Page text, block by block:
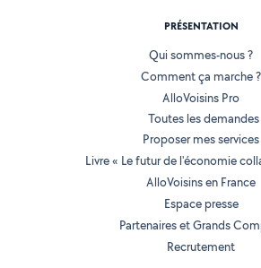
PRÉSENTATION
Qui sommes-nous ?
Comment ça marche ?
AlloVoisins Pro
Toutes les demandes
Proposer mes services
Livre « Le futur de l'économie
AlloVoisins en France
Espace presse
Partenaires et Grands
Recrutement